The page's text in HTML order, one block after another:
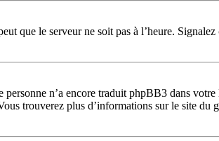
que le serveur ne soit pas à l’heure.
n’a encore traduit phpBB3 dans
trouverez plus d’informations sur le site